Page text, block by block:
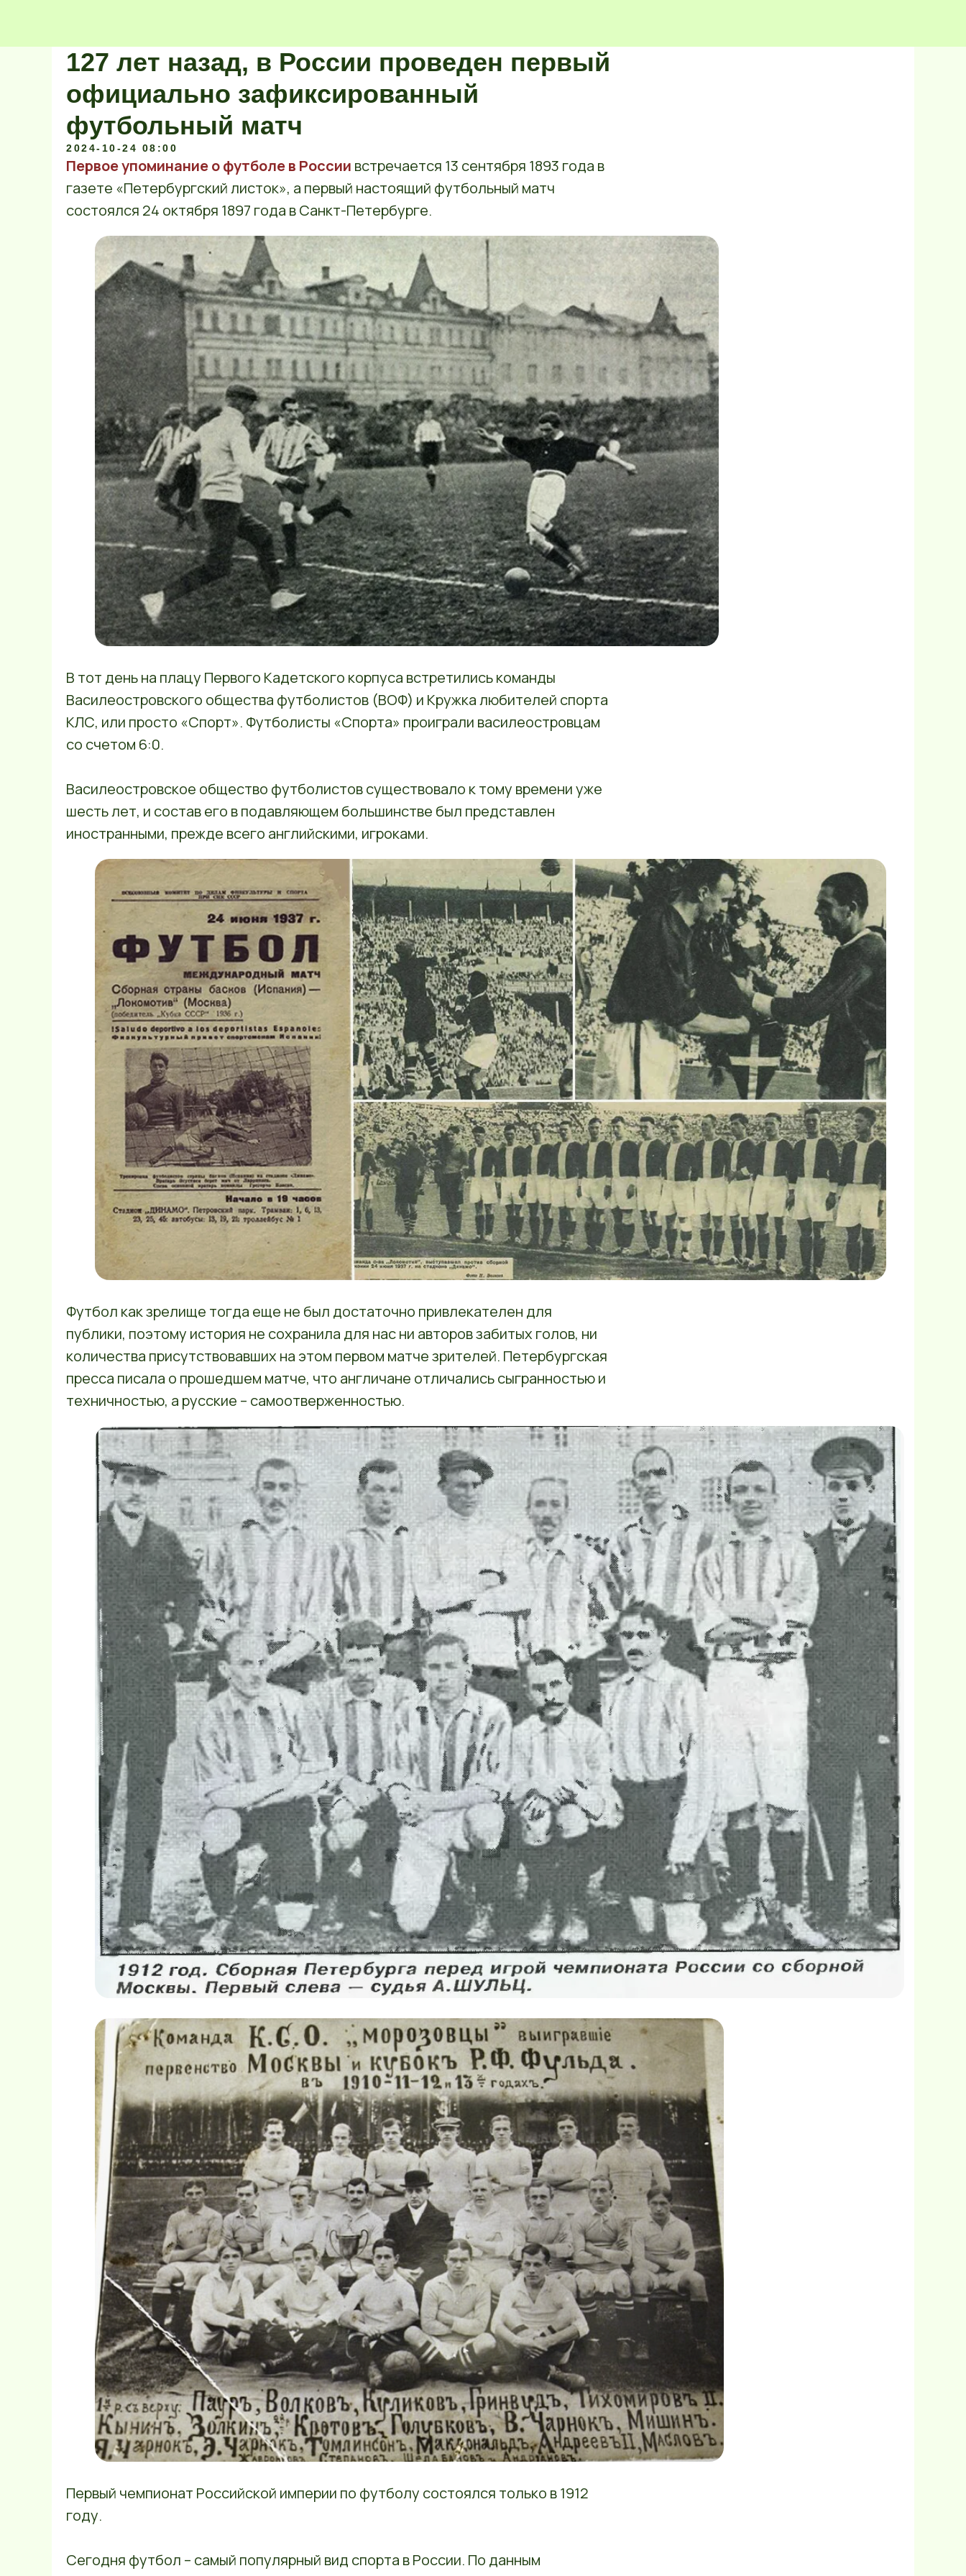
127 лет назад, в России проведен первый
официально зафиксированный
футбольный матч
2024-10-24 08:00
Первое упоминание о футболе в России встречается 13 сентября 1893 года в
газете «Петербургский листок», а первый настоящий футбольный матч
состоялся 24 октября 1897 года в Санкт-Петербурге.
В тот день на плацу Первого Кадетского корпуса встретились команды
Василеостровского общества футболистов (ВОФ) и Кружка любителей спорта
КЛС, или просто «Спорт». Футболисты «Спорта» проиграли василеостровцам
со счетом 6:0.
Василеостровское общество футболистов существовало к тому времени уже
шесть лет, и состав его в подавляющем большинстве был представлен
иностранными, прежде всего английскими, игроками.
Футбол как зрелище тогда еще не был достаточно привлекателен для
публики, поэтому история не сохранила для нас ни авторов забитых голов, ни
количества присутствовавших на этом первом матче зрителей. Петербургская
пресса писала о прошедшем матче, что англичане отличались сыгранностью и
техничностью, а русские – самоотверженностью.
Первый чемпионат Российской империи по футболу состоялся только в 1912
году.
Сегодня футбол – самый популярный вид спорта в России. По данным